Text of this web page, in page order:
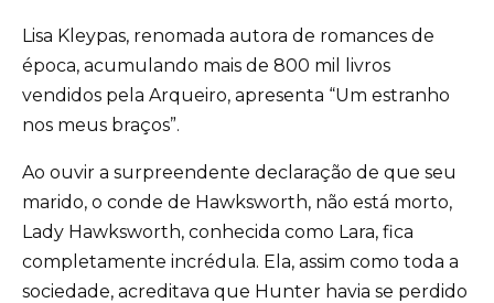
Lisa Kleypas, renomada autora de romances de
época, acumulando mais de 800 mil livros
vendidos pela Arqueiro, apresenta “Um estranho
nos meus braços”.
Ao ouvir a surpreendente declaração de que seu
marido, o conde de Hawksworth, não está morto,
Lady Hawksworth, conhecida como Lara, fica
completamente incrédula. Ela, assim como toda a
sociedade, acreditava que Hunter havia se perdido